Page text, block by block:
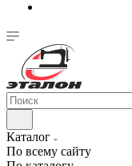
Каталог
По всему сайту